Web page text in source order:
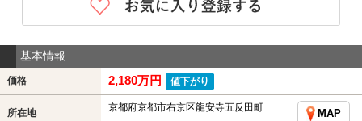
基本情報
価格 2,180万円 値下がり
所在地 京都府京都市右京区龍安寺五反田町
MAP